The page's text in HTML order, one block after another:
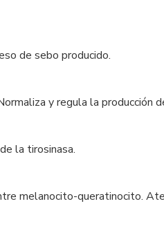
de sebo producido.
y regula la producción
la tirosinasa.
melanocito-queratinocito.